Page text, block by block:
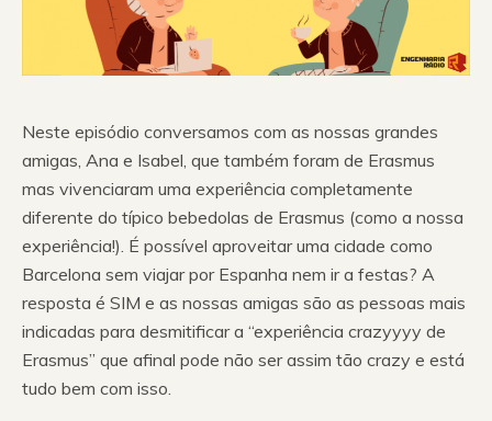
Neste episódio conversamos com as nossas grandes
amigas, Ana e Isabel, que também foram de Erasmus
mas vivenciaram uma experiência completamente
diferente do típico bebedolas de Erasmus (como a nossa
experiência!). É possível aproveitar uma cidade como
Barcelona sem viajar por Espanha nem ir a festas? A
resposta é SIM e as nossas amigas são as pessoas mais
indicadas para desmitificar a “experiência crazyyyy de
Erasmus” que afinal pode não ser assim tão crazy e está
tudo bem com isso.